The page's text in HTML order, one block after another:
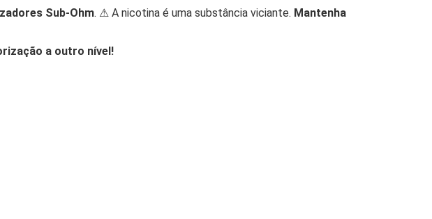
Sub-Ohm. ⚠ A nicotina é uma substância viciante. Mantenha
a outro nível!